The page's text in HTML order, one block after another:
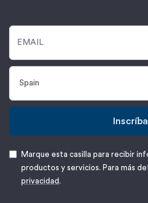
Marque esta casilla para recibir
productos y servicios. Para más
privacidad .